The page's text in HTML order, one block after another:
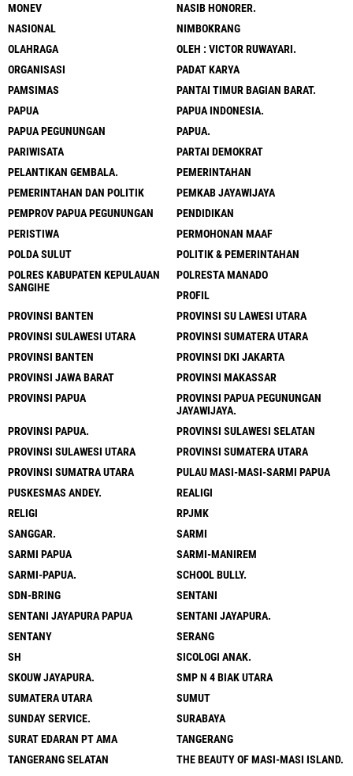
MONEV
NASIB HONORER.
NASIONAL
NIMBOKRANG
OLAHRAGA
OLEH : VICTOR RUWAYARI.
ORGANISASI
PADAT KARYA
PAMSIMAS
PANTAI TIMUR BAGIAN BARAT.
PAPUA
PAPUA INDONESIA.
PAPUA PEGUNUNGAN
PAPUA.
PARIWISATA
PARTAI DEMOKRAT
PELANTIKAN GEMBALA.
PEMERINTAHAN
PEMERINTAHAN DAN POLITIK
PEMKAB JAYAWIJAYA
PEMPROV PAPUA PEGUNUNGAN
PENDIDIKAN
PERISTIWA
PERMOHONAN MAAF
POLDA SULUT
POLITIK & PEMERINTAHAN
POLRES KABUPATEN KEPULAUAN
SANGIHE
POLRESTA MANADO
PROFIL
PROVINSI BANTEN
PROVINSI SU LAWESI UTARA
PROVINSI SULAWESI UTARA
PROVINSI SUMATERA UTARA
PROVINSI BANTEN
PROVINSI DKI JAKARTA
PROVINSI JAWA BARAT
PROVINSI MAKASSAR
PROVINSI PAPUA
PROVINSI PAPUA PEGUNUNGAN
JAYAWIJAYA.
PROVINSI PAPUA.
PROVINSI SULAWESI SELATAN
PROVINSI SULAWESI UTARA
PROVINSI SUMATERA UTARA
PROVINSI SUMATRA UTARA
PULAU MASI-MASI-SARMI PAPUA
PUSKESMAS ANDEY.
REALIGI
RELIGI
RPJMK
SANGGAR.
SARMI
SARMI PAPUA
SARMI-MANIREM
SARMI-PAPUA.
SCHOOL BULLY.
SDN-BRING
SENTANI
SENTANI JAYAPURA PAPUA
SENTANI JAYAPURA.
SENTANY
SERANG
SH
SICOLOGI ANAK.
SKOUW JAYAPURA.
SMP N 4 BIAK UTARA
SUMATERA UTARA
SUMUT
SUNDAY SERVICE.
SURABAYA
SURAT EDARAN PT AMA
TANGERANG
TANGERANG SELATAN
THE BEAUTY OF MASI-MASI ISLAND.